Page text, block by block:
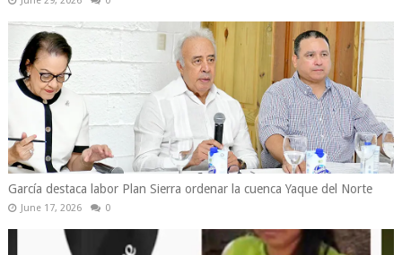
García destaca labor Plan Sierra ordenar la cuenca Yaque del Norte
June 17, 2026 0